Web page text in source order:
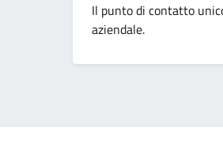
Il punto di contatto
aziendale.